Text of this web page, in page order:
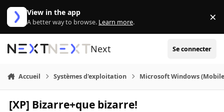
Aller au contenu
View in the app
A better way to browse. Learn more. ×
Next Se connecter
Accueil Systèmes d'exploitation Microsoft Windows
[XP] Bizarre+que bizarre!